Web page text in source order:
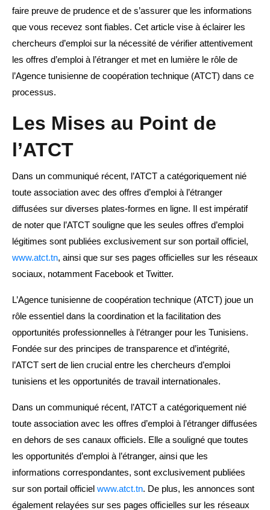
faire preuve de prudence et de s’assurer que les informations
que vous recevez sont fiables. Cet article vise à éclairer les
chercheurs d’emploi sur la nécessité de vérifier attentivement
les offres d’emploi à l’étranger et met en lumière le rôle de
l’Agence tunisienne de coopération technique (ATCT) dans ce
processus.
Les Mises au Point de
l’ATCT
Dans un communiqué récent, l’ATCT a catégoriquement nié
toute association avec des offres d’emploi à l’étranger
diffusées sur diverses plates-formes en ligne. Il est impératif
de noter que l’ATCT souligne que les seules offres d’emploi
légitimes sont publiées exclusivement sur son portail officiel,
www.atct.tn, ainsi que sur ses pages officielles sur les réseaux
sociaux, notamment Facebook et Twitter.
L’Agence tunisienne de coopération technique (ATCT) joue un
rôle essentiel dans la coordination et la facilitation des
opportunités professionnelles à l’étranger pour les Tunisiens.
Fondée sur des principes de transparence et d’intégrité,
l’ATCT sert de lien crucial entre les chercheurs d’emploi
tunisiens et les opportunités de travail internationales.
Dans un communiqué récent, l’ATCT a catégoriquement nié
toute association avec les offres d’emploi à l’étranger diffusées
en dehors de ses canaux officiels. Elle a souligné que toutes
les opportunités d’emploi à l’étranger, ainsi que les
informations correspondantes, sont exclusivement publiées
sur son portail officiel www.atct.tn. De plus, les annonces sont
également relayées sur ses pages officielles sur les réseaux